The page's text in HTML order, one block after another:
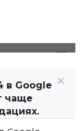
в Google
чаще